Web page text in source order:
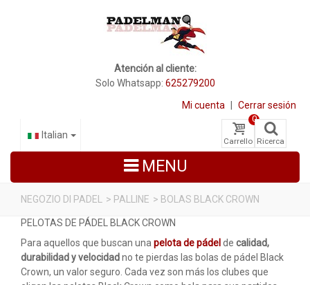
Atención al cliente:
Solo Whatsapp: 625279200
Mi cuenta Cerrar sesión
Carrello
0
Ricerca
Italian
MENU
RACCHETTE DA PADEL
SCARPE PADEL
NEGOZIO DI PADEL > PALLINE > BOLAS BLACK CROWN
PELOTAS DE PÁDEL BLACK CROWN
Para aquellos que buscan unapelota de pádel de calidad,
durabilidad y velocidadno te pierdas las bolas de pádel Black
Crown, un valor seguro. Cada vez son más los clubes que